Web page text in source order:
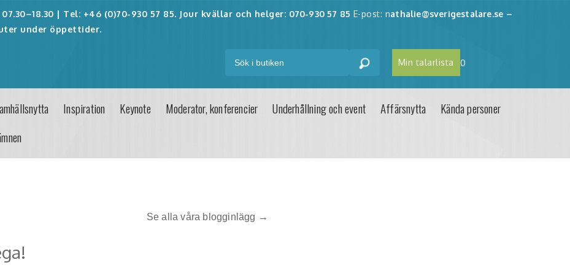
| Tel: +46 (0)70-930 57 85. Jour kvällar och helger: 070-930 57 85 E-post: nathalie@sverigestalare.se –
under öppettider.
Min talarlista 0
Inspiration Keynote Moderator, konferencier Underhållning och event Affärsnytta
Kända personer
Se alla våra blogginlägg →